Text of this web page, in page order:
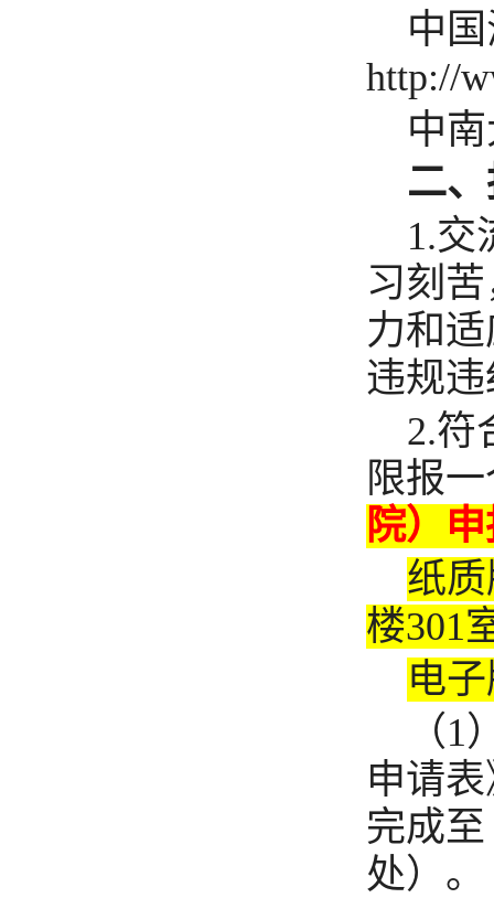
中
http://
中
二
1.交
习刻
力和
违规
2.符
限报
院）
纸
楼301
电
（1
申请
完成
处）。